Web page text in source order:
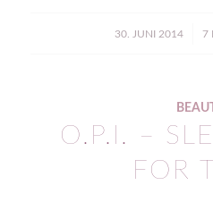
30. JUNI 2014
/ 7
O.P.I. –
FOR